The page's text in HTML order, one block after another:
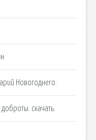
Новогоднего.
скачать.